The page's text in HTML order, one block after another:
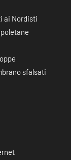
ai Nordisti
sfalsati